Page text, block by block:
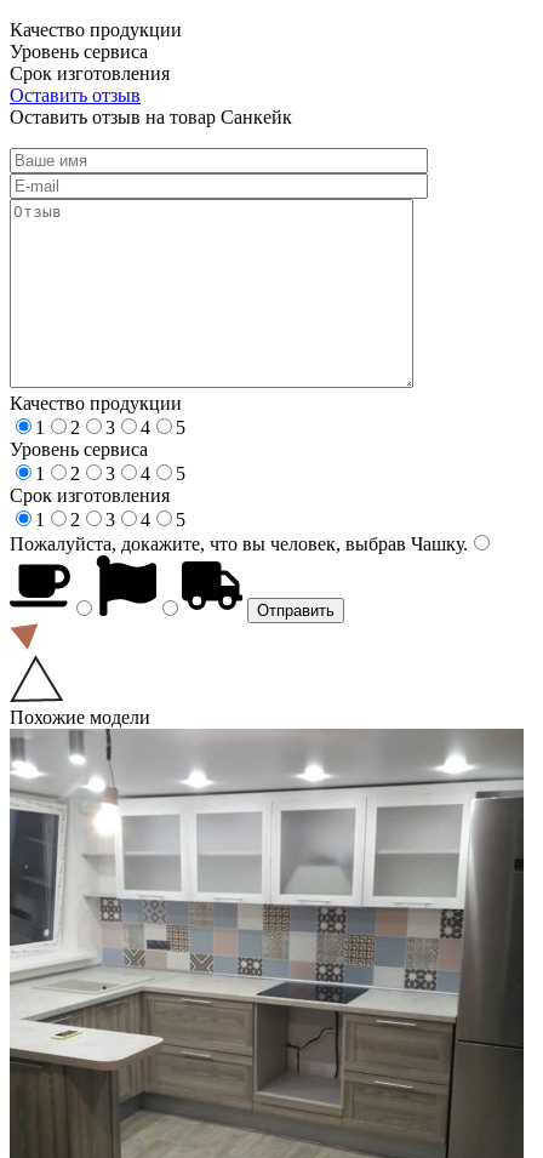
Качество продукции
Уровень сервиса
Срок изготовления
Оставить отзыв
Оставить отзыв на товар Санкейк
Качество продукции
1
2 3 4
5
Уровень сервиса
1
2 3 4
5
Срок изготовления
1
2 3 4
5
Пожалуйста, докажите, что вы человек, выбрав Чашку.
Похожие модели